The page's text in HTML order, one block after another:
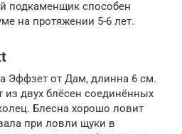
подкаменщик способен
на протяжении 5-6 лет.
Эффзет от Дам, длинна 6 см.
из двух блёсен соединённых
Блесна хорошо ловит
при ловли щуки в